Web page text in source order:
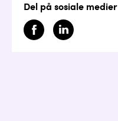
Del på sosiale medier